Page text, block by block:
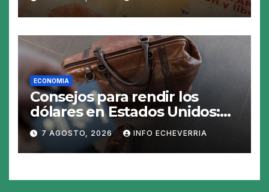
ECONOMIA
Consejos para rendir los
dólares en Estados Unidos:
claves para no gastar de más
en el viaje
7 AGOSTO, 2026 INFO ECHEVERRIA